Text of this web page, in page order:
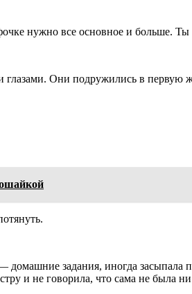
нужно все основное и больше. Ты
Они подружились в первую
задания, иногда засыпала
и не говорила, что сама не была